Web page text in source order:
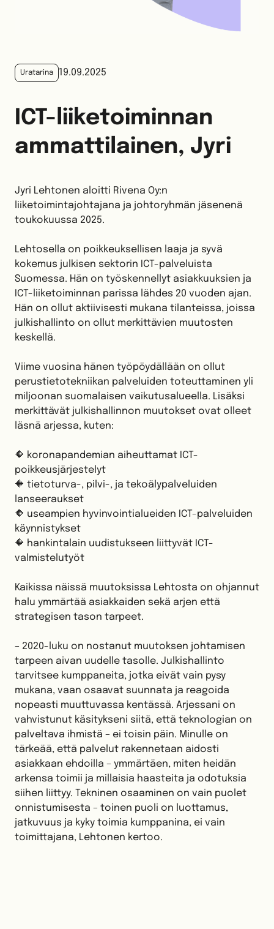
Uratarina 19.09.2025
ICT-liiketoiminnan
ammattilainen, Jyri
Jyri Lehtonen aloitti Rivena Oy:n
liiketoimintajohtajana ja johtoryhmän jäsenenä
toukokuussa 2025.
Lehtosella on poikkeuksellisen laaja ja syvä
kokemus julkisen sektorin ICT-palveluista
Suomessa. Hän on työskennellyt asiakkuuksien ja
ICT-liiketoiminnan parissa lähdes 20 vuoden ajan.
Hän on ollut aktiivisesti mukana tilanteissa, joissa
julkishallinto on ollut merkittävien muutosten
keskellä.
Viime vuosina hänen työpöydällään on ollut
perustietotekniikan palveluiden toteuttaminen yli
miljoonan suomalaisen vaikutusalueella. Lisäksi
merkittävät julkishallinnon muutokset ovat olleet
läsnä arjessa, kuten:
🔶 koronapandemian aiheuttamat ICT-
poikkeusjärjestelyt
🔶 tietoturva-, pilvi-, ja tekoälypalveluiden
lanseeraukset
🔶 useampien hyvinvointialueiden ICT-palveluiden
käynnistykset
🔶 hankintalain uudistukseen liittyvät ICT-
valmistelutyöt
Kaikissa näissä muutoksissa Lehtosta on ohjannut
halu ymmärtää asiakkaiden sekä arjen että
strategisen tason tarpeet.
– 2020-luku on nostanut muutoksen johtamisen
tarpeen aivan uudelle tasolle. Julkishallinto
tarvitsee kumppaneita, jotka eivät vain pysy
mukana, vaan osaavat suunnata ja reagoida
nopeasti muuttuvassa kentässä. Arjessani on
vahvistunut käsitykseni siitä, että teknologian on
palveltava ihmistä – ei toisin päin. Minulle on
tärkeää, että palvelut rakennetaan aidosti
asiakkaan ehdoilla – ymmärtäen, miten heidän
arkensa toimii ja millaisia haasteita ja odotuksia
siihen liittyy. Tekninen osaaminen on vain puolet
onnistumisesta – toinen puoli on luottamus,
jatkuvuus ja kyky toimia kumppanina, ei vain
toimittajana, Lehtonen kertoo.